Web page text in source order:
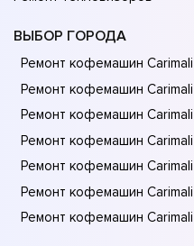
ВЫБОР ГОРОДА
Ремонт кофемашин
Ремонт кофемашин
Ремонт кофемашин
Ремонт кофемашин
Ремонт кофемашин
Ремонт кофемашин
Ремонт кофемашин